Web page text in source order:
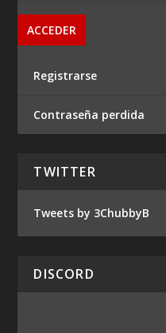
Registrarse
Contraseña perdida
TWITTER
Tweets by 3ChubbyB
DISCORD